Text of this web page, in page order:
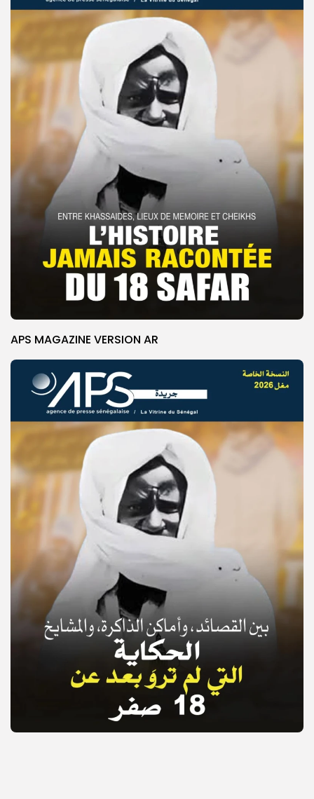
© Copyright 2025, APS
APS MAGAZINE VERSION AR